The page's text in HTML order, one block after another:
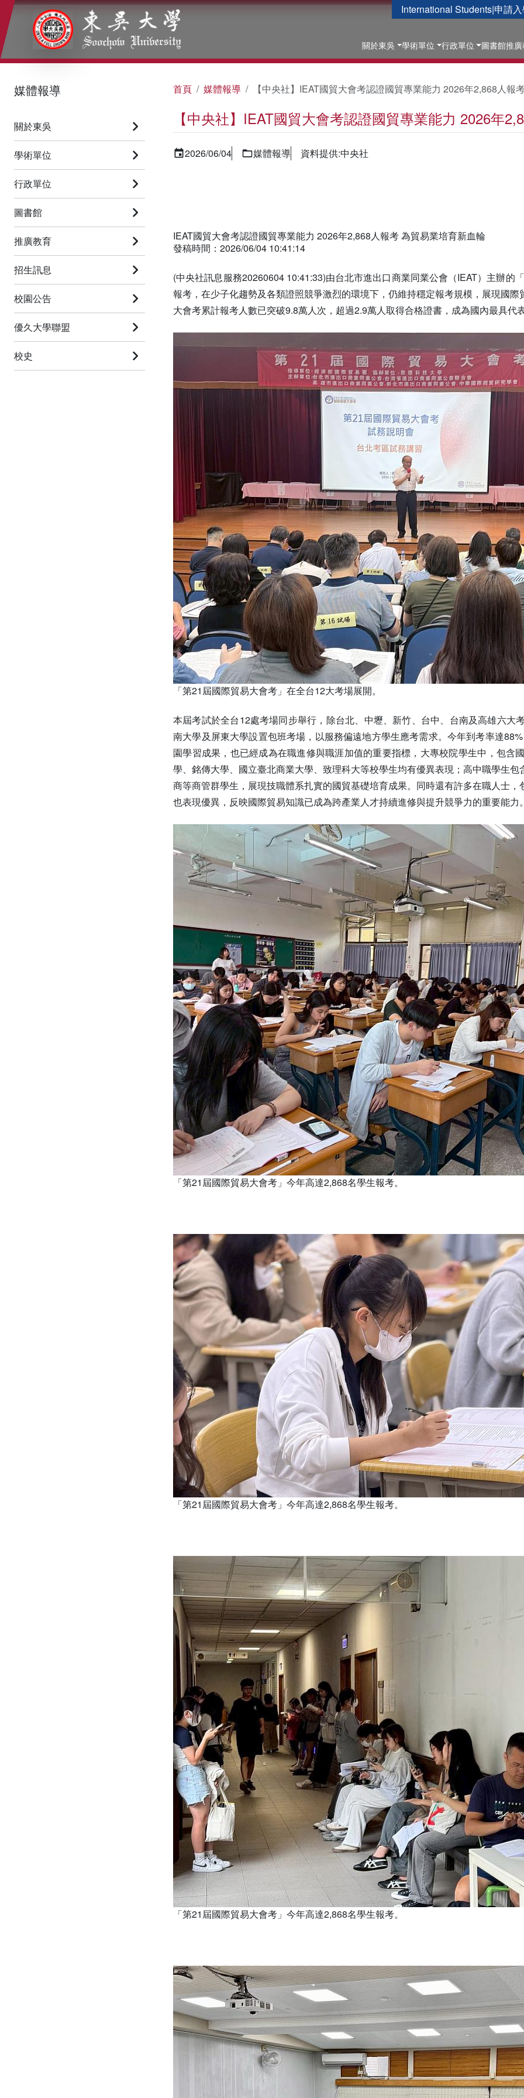
International Students|申請
關於東吳 學術單位 行政單位 圖書館推
:::
媒體報導
關於東吳
學術單位
行政單位
圖書館
推廣教育
招生訊息
校園公告
優久大學聯盟
校史
首頁 媒體報導 【中央社】IEAT國貿大會考認證國貿專業能力 2026年2,868人報
【中央社】IEAT國貿大會考認證國貿專業能力 2026年
2026/06/04 媒體報導 資料提供:中央社
IEAT國貿大會考認證國貿專業能力 2026年2,868人報考 為貿易業培育新血輪
發稿時間：2026/06/04 10:41:14
(中央社訊息服務20260604 10:41:33)由台北市進出口商業同業公會（IEAT）主辦
報考，在少子化趨勢及各類證照競爭激烈的環境下，仍維持穩定報考規模，展現國
大會考累計報考人數已突破9.8萬人次，超過2.9萬人取得合格證書，成為國內最具代
「第21屆國際貿易大會考」在全台12大考場展開。
本屆考試於全台12處考場同步舉行，除台北、中壢、新竹、台中、台南及高雄六
南大學及屏東大學設置包班考場，以服務偏遠地方學生應考需求。今年到考率達
園學習成果，也已經成為在職進修與職涯加值的重要指標，大專校院學生中，包
學、銘傳大學、國立臺北商業大學、致理科大等校學生均有優異表現；高中職學生
商等商管群學生，展現技職體系扎實的國貿基礎培育成果。同時還有許多在職人士
也表現優異，反映國際貿易知識已成為跨產業人才持續進修與提升競爭力的重要能力
「第21屆國際貿易大會考」今年高達2,868名學生報考。
「第21屆國際貿易大會考」今年高達2,868名學生報考。
「第21屆國際貿易大會考」今年高達2,868名學生報考。